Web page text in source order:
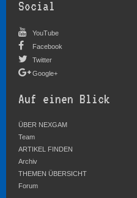
Social
YouTube
Facebook
Twitter
Google+
Auf einen Blick
ÜBER NEXGAM
Team
ARTIKEL FINDEN
Archiv
THEMEN ÜBERSICHT
Forum